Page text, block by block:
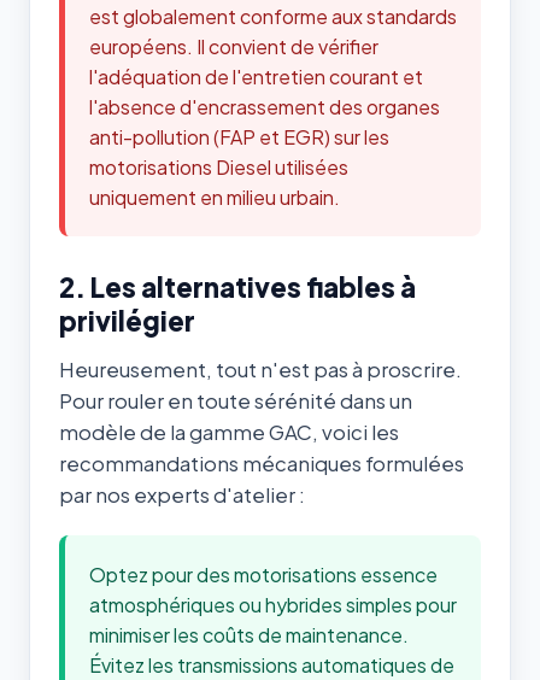
est globalement conforme aux standards
européens. Il convient de vérifier
l'adéquation de l'entretien courant et
l'absence d'encrassement des organes
anti-pollution (FAP et EGR) sur les
motorisations Diesel utilisées
uniquement en milieu urbain.
2. Les alternatives fiables à
privilégier
Heureusement, tout n'est pas à proscrire.
Pour rouler en toute sérénité dans un
modèle de la gamme GAC, voici les
recommandations mécaniques formulées
par nos experts d'atelier :
Optez pour des motorisations essence
atmosphériques ou hybrides simples pour
minimiser les coûts de maintenance.
Évitez les transmissions automatiques de